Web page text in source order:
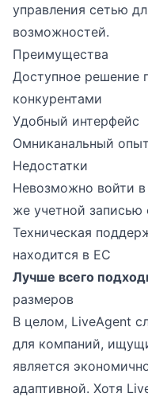
управления сетью
возможностей.
Преимущества
Доступное решение
конкурентами
Удобный интерфейс
Омниканальный
Недостатки
Невозможно войти
же учетной записью
Техническая
находится в ЕС
Лучше всего
размеров
В целом, LiveAgent
для компаний,
является
адаптивной. Хотя